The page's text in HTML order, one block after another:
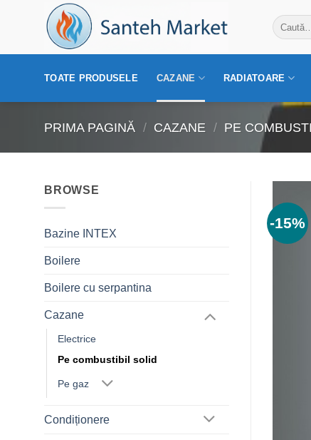
Caută
după:
TOATE PRODUSELE CAZANE RADIATOARE
PRIMA PAGINĂ / CAZANE / PE
BROWSE
Bazine INTEX
Boilere
Boilere cu serpantina
Cazane
Electrice
Pe combustibil solid
Pe gaz
Condiționere
-15%